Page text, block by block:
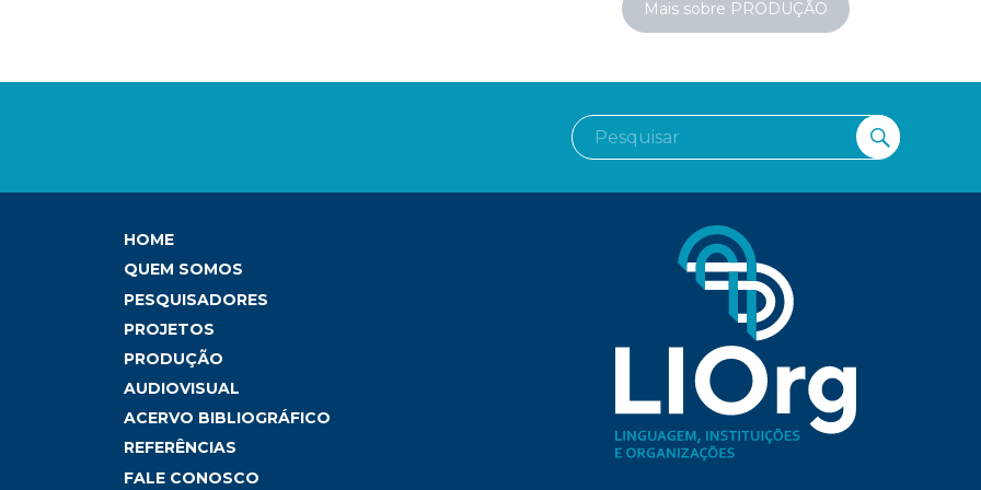
Mais sobre PRODUÇÃO
Pesquisar
por:
HOME
QUEM SOMOS
PESQUISADORES
PROJETOS
PRODUÇÃO
AUDIOVISUAL
ACERVO BIBLIOGRÁFICO
REFERÊNCIAS
FALE CONOSCO